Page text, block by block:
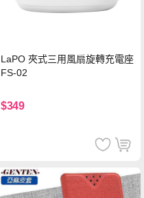
LaPO 夾式三用風扇旋轉充電座
FS-02
$349